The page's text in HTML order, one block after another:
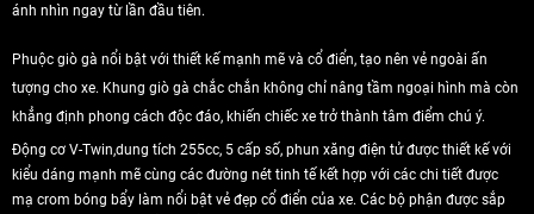
ánh nhìn ngay từ lần đầu tiên.
Phuộc giò gà nổi bật với thiết kế mạnh mẽ và cổ điển, tạo nên vẻ ngoài ấn
tượng cho xe. Khung giò gà chắc chắn không chỉ nâng tầm ngoại hình mà còn
khẳng định phong cách độc đáo, khiến chiếc xe trở thành tâm điểm chú ý.
Động cơ V-Twin,dung tích 255cc, 5 cấp số, phun xăng điện tử được thiết kế với
kiểu dáng mạnh mẽ cùng các đường nét tinh tế kết hợp với các chi tiết được
mạ crom bóng bẩy làm nổi bật vẻ đẹp cổ điển của xe. Các bộ phận được sắp